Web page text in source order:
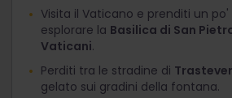
Visita il Vaticano e prenditi un
esplorare la Basilica di San
Vaticani.
Perditi tra le stradine di
gelato sui gradini della fontana.